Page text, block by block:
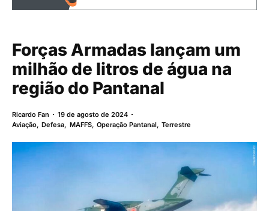
Forças Armadas lançam um
milhão de litros de água na
região do Pantanal
Ricardo Fan
19 de agosto de 2024
Aviação,Defesa, MAFFS, Operação Pantanal,Terrestre